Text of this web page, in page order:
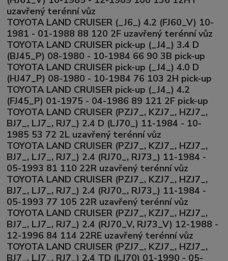
uzavřený terénní vůz
TOYOTA LAND CRUISER (_J6_) 4.2 (FJ60_V) 10-
1981 - 01-1988 88 120 2F uzavřený terénní vůz
TOYOTA LAND CRUISER pick-up (_J4_) 3.4 D
(BJ45_P) 08-1980 - 10-1984 66 90 3B pick-up
TOYOTA LAND CRUISER pick-up (_J4_) 4.0 D
(HJ47_P) 08-1980 - 10-1984 76 103 2H pick-up
TOYOTA LAND CRUISER pick-up (_J4_) 4.2
(FJ45_P) 01-1975 - 04-1986 89 121 2F pick-up
TOYOTA LAND CRUISER (PZJ7_, KZJ7_, HZJ7_,
BJ7_, LJ7_, RJ7_) 2.4 D (LJ70_) 11-1984 - 10-
1985 53 72 2L uzavřený terénní vůz
TOYOTA LAND CRUISER (PZJ7_, KZJ7_, HZJ7_,
BJ7_, LJ7_, RJ7_) 2.4 (RJ70_, RJ73_) 11-1984 -
05-1993 81 110 22R uzavřený terénní vůz
TOYOTA LAND CRUISER (PZJ7_, KZJ7_, HZJ7_,
BJ7_, LJ7_, RJ7_) 2.4 (RJ70_, RJ73_) 11-1984 -
05-1993 77 105 22R uzavřený terénní vůz
TOYOTA LAND CRUISER (PZJ7_, KZJ7_, HZJ7_,
BJ7_, LJ7_, RJ7_) 2.4 (RJ70_V, RJ73_V) 12-1988 -
12-1996 84 114 22RE uzavřený terénní vůz
TOYOTA LAND CRUISER (PZJ7_, KZJ7_, HZJ7_,
BJ7_, LJ7_, RJ7_) 2.4 TD (LJ70) 01-1990 - 05-